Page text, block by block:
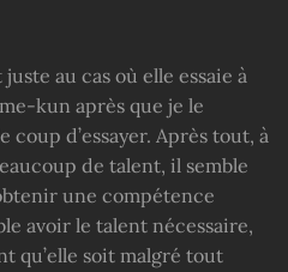
au cas où elle essaie à
kun après que je le
coup d’essayer. Après tout, à
de talent, il semble
une compétence
avoir le talent nécessaire,
qu’elle soit malgré tout